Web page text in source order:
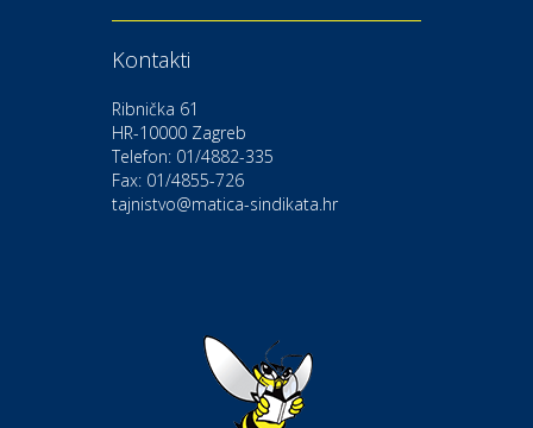
Moda i ljepota
Gastro
Hotel Bunčić Vrbovec
Izletište i vinotočje VINIA
Kontakti
Ribnička 61
HR-10000 Zagreb
Telefon: 01/4882-335
Fax: 01/4855-726
tajnistvo@matica-sindikata.hr